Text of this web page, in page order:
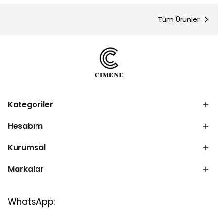
Tüm Ürünler
Kategoriler
Hesabım
Kurumsal
Markalar
WhatsApp: